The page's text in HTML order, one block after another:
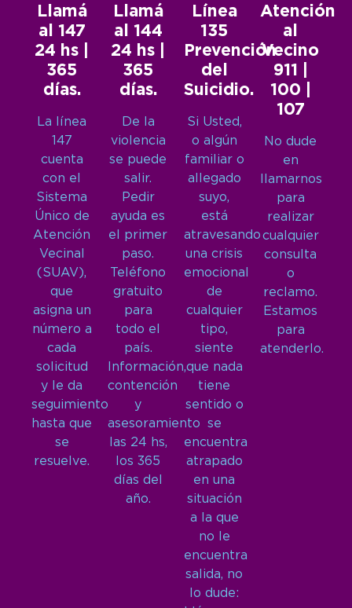
Llamá
al 147
24 hs |
365
días.
La línea
147
cuenta
con el
Sistema
Único de
Atención
Vecinal
(SUAV),
que
asigna un
número a
cada
solicitud
y le da
seguimiento
hasta que
se
resuelve.
Llamá
al 144
24 hs |
365
días.
De la
violencia
se puede
salir.
Pedir
ayuda es
el primer
paso.
Teléfono
gratuito
para
todo el
país.
Información,
contención
y
asesoramiento
las 24 hs,
los 365
días del
año.
Línea
135
Prevención
del
Suicidio.
Si Usted,
o algún
familiar o
allegado
suyo,
está
atravesando
una crisis
emocional
de
cualquier
tipo,
siente
que nada
tiene
sentido o
se
encuentra
atrapado
en una
situación
a la que
no le
encuentra
salida, no
lo dude:
Atención
al
Vecino
911 |
100 |
107
No dude
en
llamarnos
para
realizar
cualquier
consulta
o
reclamo.
Estamos
para
atenderlo.